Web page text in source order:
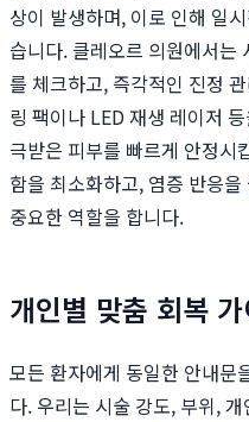
상이 발생하며, 이로 인해 일
습니다. 클레오르 의원에서는
를 체크하고, 즉각적인 진정
링 팩이나 LED 재생 레이저
극받은 피부를 빠르게 안정시
함을 최소화하고, 염증 반응
중요한 역할을 합니다.
개인별 맞춤 회복
모든 환자에게 동일한 안내문
다. 우리는 시술 강도, 부위,